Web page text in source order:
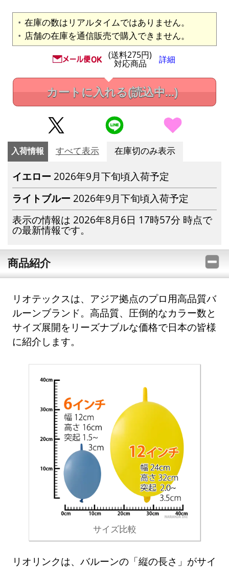
在庫の数はリアルタイムではありません。
店舗の在庫を通信販売で購入できません。
(送料275円)
対応商品 詳細
カートに入れる(読込中...)
入荷情報 すべて表示 在庫切のみ表示
イエロー 2026年9月下旬頃入荷予定
ライトブルー 2026年9月下旬頃入荷予定
表示の情報は 2026年8月6日 17時57分 時点で
の最新情報です。
商品紹介
リオテックスは、アジア拠点のプロ用高品質バ
ルーンブランド。高品質、圧倒的なカラー数と
サイズ展開をリーズナブルな価格で日本の皆様
に紹介します。
サイズ比較
リオリンクは、バルーンの「縦の長さ」がサイ